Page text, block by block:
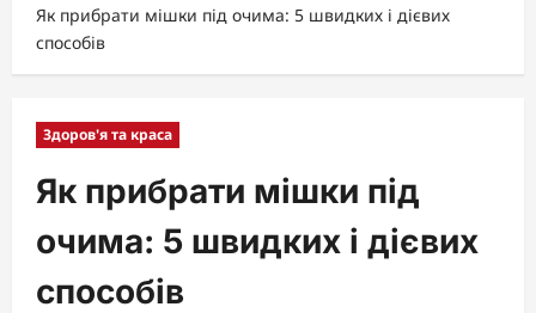
Як прибрати мішки під очима: 5 швидких і дієвих
способів
Здоров'я та краса
Як прибрати мішки під
очима: 5 швидких і дієвих
способів